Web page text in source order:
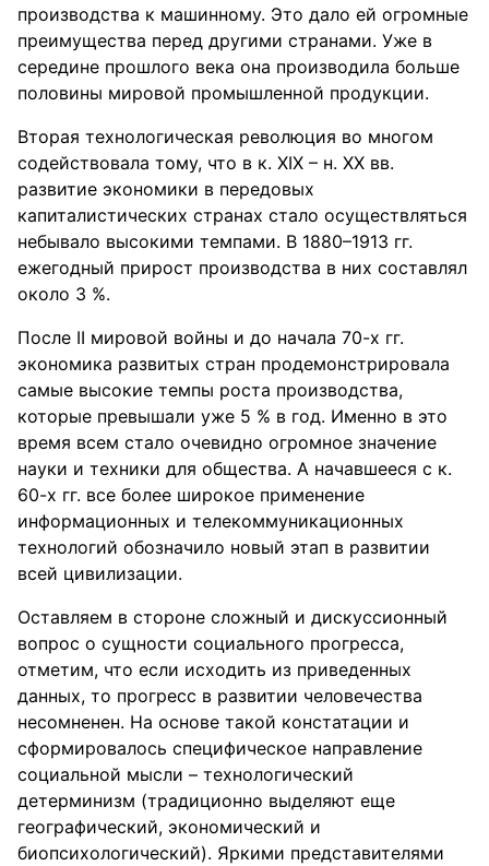
производства к машинному. Это дало ей огромные
преимущества перед другими странами. Уже в
середине прошлого века она производила больше
половины мировой промышленной продукции.
Вторая технологическая революция во многом
содействовала тому, что в к. XIX – н. XX вв.
развитие экономики в передовых
капиталистических странах стало осуществляться
небывало высокими темпами. В 1880–1913 гг.
ежегодный прирост производства в них составлял
около 3 %.
После II мировой войны и до начала 70-х гг.
экономика развитых стран продемонстрировала
самые высокие темпы роста производства,
которые превышали уже 5 % в год. Именно в это
время всем стало очевидно огромное значение
науки и техники для общества. А начавшееся с к.
60-х гг. все более широкое применение
информационных и телекоммуникационных
технологий обозначило новый этап в развитии
всей цивилизации.
Оставляем в стороне сложный и дискуссионный
вопрос о сущности социального прогресса,
отметим, что если исходить из приведенных
данных, то прогресс в развитии человечества
несомненен. На основе такой констатации и
сформировалось специфическое направление
социальной мысли – технологический
детерминизм (традиционно выделяют еще
географический, экономический и
биопсихологический). Яркими представителями